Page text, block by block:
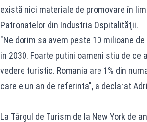
există nici materiale de promovare în
Patronatelor din Industria Ospitalităţii.
"Ne dorim sa avem peste 10 milioane
in 2030. Foarte putini oameni stiu de ce
vedere turistic. Romania are 1% din
care e un an de referinta", a declarat
La Târgul de Turism de la New York de